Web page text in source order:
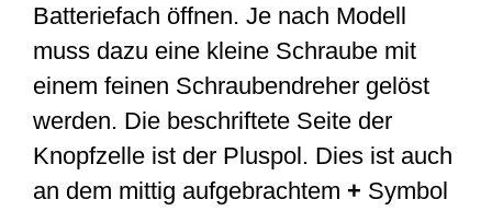
Batteriefach öffnen. Je nach Modell
muss dazu eine kleine Schraube mit
einem feinen Schraubendreher gelöst
werden. Die beschriftete Seite der
Knopfzelle ist der Pluspol. Dies ist auch
an dem mittig aufgebrachtem + Symbol